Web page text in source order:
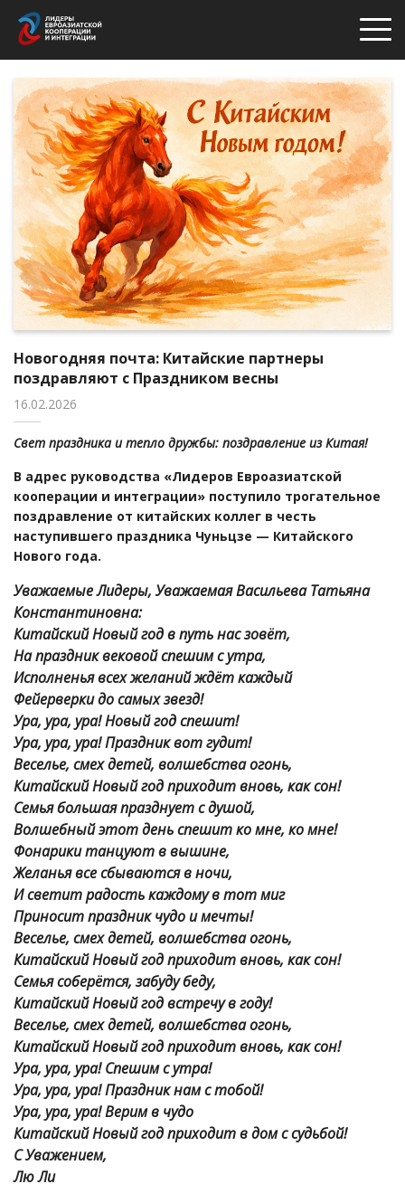
Новогодняя почта: Китайские партнеры
поздравляют с Праздником весны
16.02.2026
Свет праздника и тепло дружбы: поздравление из Китая!
В адрес руководства «Лидеров Евроазиатской
кооперации и интеграции» поступило трогательное
поздравление от китайских коллег в честь
наступившего праздника Чуньцзе — Китайского
Нового года.
Уважаемые Лидеры, УважаемаяВасильева Татьяна
Константиновна:
Китайский Новый год в путь нас зовёт,
На праздник вековой спешим с утра,
Исполненья всех желаний ждёт каждый
Фейерверки до самых звезд!
Ура, ура, ура! Новый год спешит!
Ура, ура, ура! Праздник вот гудит!
Веселье, смех детей, волшебства огонь,
Китайский Новый год приходит вновь, как сон!
Семья большая празднует с душой,
Волшебный этот день спешит ко мне, ко мне!
Фонарики танцуют в вышине,
Желанья все сбываются в ночи,
И светит радость каждому в тот миг
Приносит праздник чудо и мечты!
Веселье, смех детей, волшебства огонь,
Китайский Новый год приходит вновь, как сон!
Семья соберётся, забуду беду,
Китайский Новый год встречу в году!
Веселье, смех детей, волшебства огонь,
Китайский Новый год приходит вновь, как сон!
Ура, ура, ура! Спешим с утра!
Ура, ура, ура! Праздник нам с тобой!
Ура, ура, ура! Верим в чудо
Китайский Новый год приходит в дом с судьбой!
С Уважением,
Лю Ли